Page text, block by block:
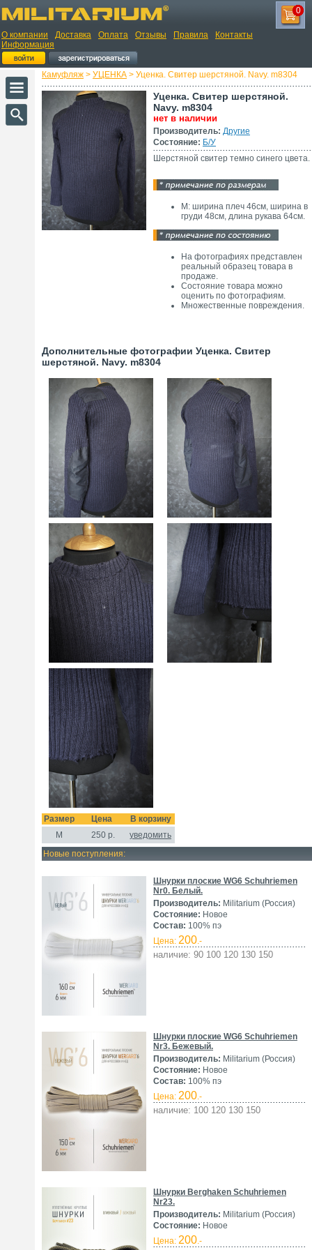
О компании Доставка Оплата Отзывы Правила
Контакты
Информация
0
Камуфляж > УЦЕНКА > Уценка. Свитер шерстяной. Navy. m8304
Уценка. Свитер шерстяной.
Navy. m8304
нет в наличии
Производитель: Другие
Состояние: Б/У
Шерстяной свитер темно синего цвета.
М: ширина плеч 46см, ширина в
груди 48см, длина рукава 64см.
На фотографиях представлен
реальный образец товара в
продаже.
Состояние товара можно
оценить по фотографиям.
Множественные повреждения.
Дополнительные фотографии Уценка. Свитер
шерстяной. Navy. m8304
Размер Цена
В корзину
M
250 р.
уведомить
Новые поступления:
Шнурки плоские WG6 Schuhriemen
Nr0. Белый.
Производитель: Militarium (Россия)
Состояние: Новое
Состав: 100% пэ
Цена: 200.-
наличие: 90 100 120 130 150
Шнурки плоские WG6 Schuhriemen
Nr3. Бежевый.
Производитель: Militarium (Россия)
Состояние: Новое
Состав: 100% пэ
Цена: 200.-
наличие: 100 120 130 150
Шнурки Berghaken Schuhriemen
Nr23.
Производитель: Militarium (Россия)
Состояние: Новое
Цена: 200.-